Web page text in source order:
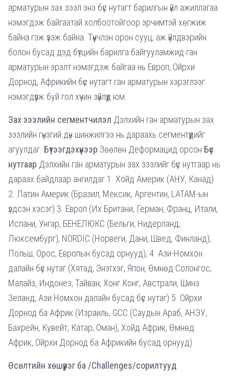
арматурын зах зээл энэ бүс нутагт барилгын үйл ажиллагаа
нэмэгдэж байгаатай холбоотойгоор эрчимтэй хөгжиж
байна гэж үзэж байна. Түүнчлэн орон сууц, аж үйлдвэрийн
болон бусад дэд бүтцийн барилга байгууламжид ган
арматурын эрэлт нэмэгдэж байгаа нь Европ, Ойрхи
Дорнод, Африкийн бүс нутагт ган арматурын хэрэглээг
нэмэгдүүлж буй гол хүчин зүйлүүд юм.
Зах зээлийн сегментчилэл Дэлхийн ган арматурын зах
зээлийн гүнзгий дүн шинжилгээ нь дараахь сегментүүдийг
агуулдаг. Бүтээгдэхүүнээр Зөөлөн Деформацид орсон Бүс
нутгаар Дэлхийн ган арматурын зах зээлийг бүс нутгаар нь
дараах байдлаар ангилдаг.1. Хойд Америк (АНУ, Канад)
2. Латин Америк (Бразил, Мексик, Аргентин, LATAM-ын
үлдсэн хэсэг) 3. Европ (Их Британи, Герман, Франц, Итали,
Испани, Унгар, БЕНЕЛЮКС (Бельги, Нидерланд,
Люксембург), NORDIC (Норвеги, Дани, Швед, Финланд),
Польш, Орос, Европын бусад орнууд), 4. Ази-Номхон
далайн бүс нутаг (Хятад, Энэтхэг, Япон, Өмнөд Солонгос,
Малайз, Индонез, Тайван, Хонг Конг, Австрали, Шинэ
Зеланд, Ази Номхон далайн бусад бүс нутаг) 5. Ойрхи
Дорнод ба Африк (Израиль, GCC (Саудын Араб, АНЭУ,
Бахрейн, Кувейт, Катар, Оман), Хойд Африк, Өмнөд
Африк, Ойрхи Дорнод ба Африкийн бусад орнууд)
Өсөлтийн хөшүүрэг ба /Challenges/сорилтууд